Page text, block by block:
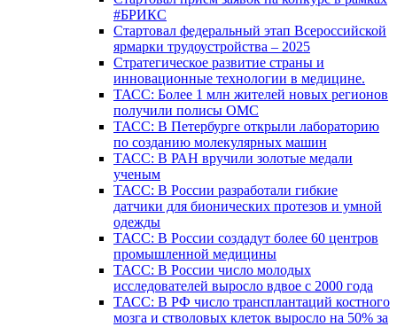
#БРИКС
Стартовал федеральный этап Всероссийской
ярмарки трудоустройства – 2025
Стратегическое развитие страны и
инновационные технологии в медицине.
ТАСС: Более 1 млн жителей новых регионов
получили полисы ОМС
ТАСС: В Петербурге открыли лабораторию
по созданию молекулярных машин
ТАСС: В РАН вручили золотые медали
ученым
ТАСС: В России разработали гибкие
датчики для бионических протезов и умной
одежды
ТАСС: В России создадут более 60 центров
промышленной медицины
ТАСС: В России число молодых
исследователей выросло вдвое с 2000 года
ТАСС: В РФ число трансплантаций костного
мозга и стволовых клеток выросло на 50% за